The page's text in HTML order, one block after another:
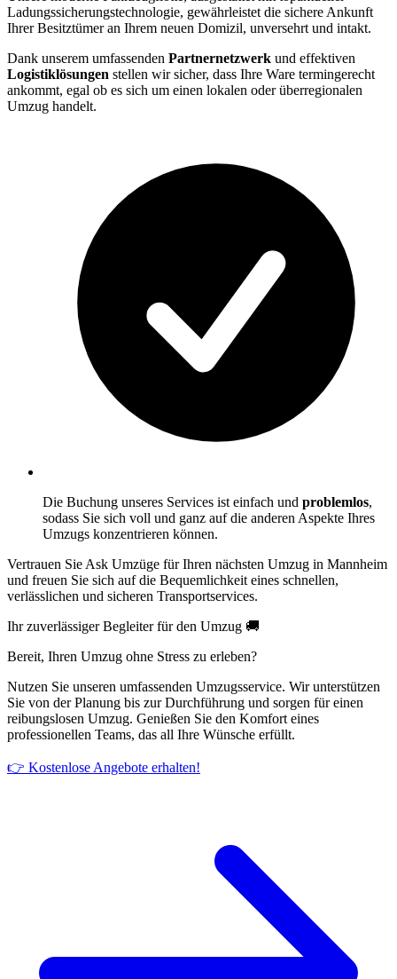
Ladungssicherungstechnologie, gewährleistet die sichere Ankunft
Ihrer Besitztümer an Ihrem neuen Domizil, unversehrt und intakt.
Dank unserem umfassenden Partnernetzwerk und effektiven
Logistiklösungen stellen wir sicher, dass Ihre Ware termingerecht
ankommt, egal ob es sich um einen lokalen oder überregionalen
Umzug handelt.
Die Buchung unseres Services ist einfach und problemlos,
sodass Sie sich voll und ganz auf die anderen Aspekte Ihres
Umzugs konzentrieren können.
Vertrauen Sie Ask Umzüge für Ihren nächsten Umzug in Mannheim
und freuen Sie sich auf die Bequemlichkeit eines schnellen,
verlässlichen und sicheren Transportservices.
Ihr zuverlässiger Begleiter für den Umzug 🚚
Bereit, Ihren Umzug ohne Stress zu erleben?
Nutzen Sie unseren umfassenden Umzugsservice. Wir unterstützen
Sie von der Planung bis zur Durchführung und sorgen für einen
reibungslosen Umzug. Genießen Sie den Komfort eines
professionellen Teams, das all Ihre Wünsche erfüllt.
👉 Kostenlose Angebote erhalten!